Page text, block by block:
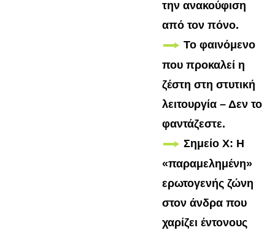
την ανακούφιση
από τον πόνο.
Το φαινόμενο
που προκαλεί η
ζέστη στη στυτική
λειτουργία – Δεν το
φαντάζεστε.
Σημείο Χ: Η
«παραμελημένη»
ερωτογενής ζώνη
στον άνδρα που
χαρίζει έντονους